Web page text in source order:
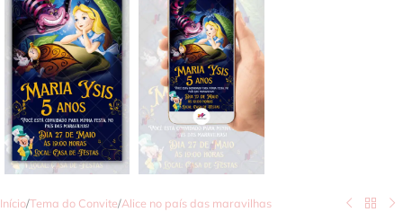
Início/Tema do Convite/Alice no país das maravilhas